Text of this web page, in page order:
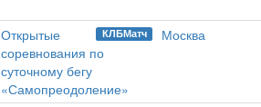
КЛБМатч
Открытые
соревнования по
суточному бегу
«Самопреодоление»
Москва